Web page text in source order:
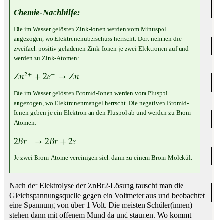
Chemie-Nachhilfe:
Die im Wasser gelösten Zink-Ionen werden vom Minuspol
angezogen, wo Elektronenüberschuss herrscht. Dort nehmen die
zweifach positiv geladenen Zink-Ionen je zwei Elektronen auf und
werden zu Zink-Atomen:
𝑍𝑛2++2𝑒−→𝑍𝑛
Zn2+ +2 e−→ Zn
Die im Wasser gelösten Bromid-Ionen werden vom Pluspol
angezogen, wo Elektronenmangel herrscht. Die negativen Bromid-
Ionen geben je ein Elektron an den Pluspol ab und werden zu Brom-
Atomen:
2𝐵𝑟−→2𝐵𝑟+2𝑒−
2Br−→2 Br+2e−
Je zwei Brom-Atome vereinigen sich dann zu einem Brom-Molekül.
Nach der Elektrolyse der ZnBr2-Lösung tauscht man die
Gleichspannungsquelle gegen ein Voltmeter aus und beobachtet
eine Spannung von über 1 Volt. Die meisten Schüler(innen)
stehen dann mit offenem Mund da und staunen. Wo kommt